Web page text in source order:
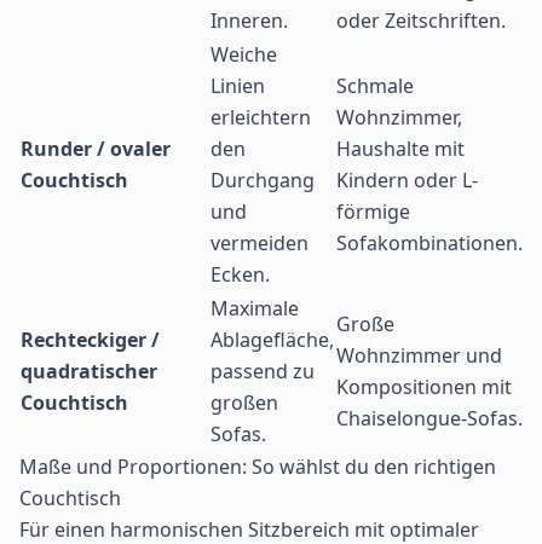
Inneren.
oder Zeitschriften.
Runder / ovaler
Couchtisch
Weiche
Linien
erleichtern
den
Durchgang
und
vermeiden
Ecken.
Schmale
Wohnzimmer,
Haushalte mit
Kindern oder L-
förmige
Sofakombinationen.
Rechteckiger /
quadratischer
Couchtisch
Maximale
Ablagefläche,
passend zu
großen
Sofas.
Große
Wohnzimmer und
Kompositionen mit
Chaiselongue-Sofas.
Maße und Proportionen: So wählst du den richtigen
Couchtisch
Für einen harmonischen Sitzbereich mit optimaler